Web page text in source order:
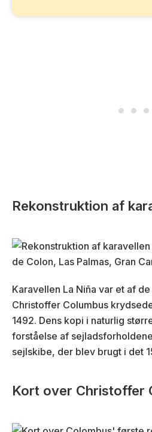
Rekonstruktion af
Karavellen La Niña var et af
Christoffer Columbus
1492. Dens kopi i naturlig
forståelse af
sejlskibe, der blev brugt i det
Kort over Christoffer